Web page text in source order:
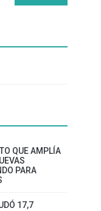
QUE AMPLÍA
PARA
17,7